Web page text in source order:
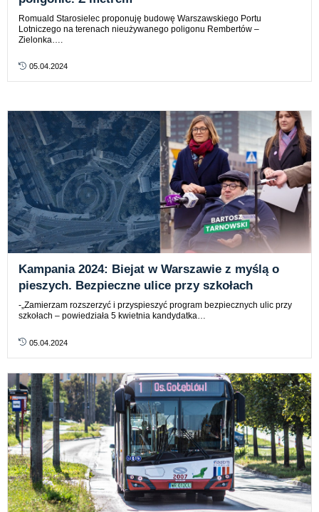
Romuald Starosielec proponuję budowę Warszawskiego Portu
Lotniczego na terenach nieużywanego poligonu Rembertów –
Zielonka….
05.04.2024
Kampania 2024: Biejat w Warszawie z myślą o
pieszych. Bezpieczne ulice przy szkołach
-„Zamierzam rozszerzyć i przyspieszyć program bezpiecznych ulic przy
szkołach – powiedziała 5 kwietnia kandydatka…
05.04.2024